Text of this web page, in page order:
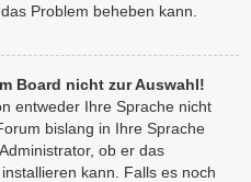
Problem beheben kann.
Board nicht zur Auswahl!
entweder Ihre Sprache nicht
bislang in Ihre Sprache
ob er das
kann. Falls es noch